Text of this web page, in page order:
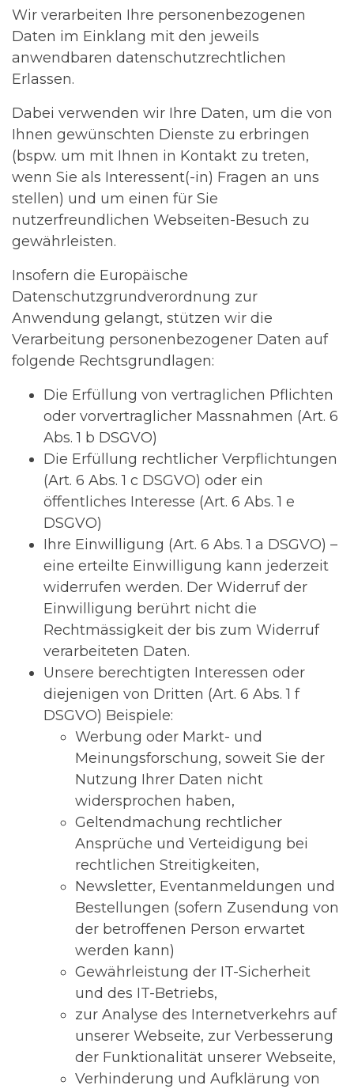
Wir verarbeiten Ihre personenbezogenen
Daten im Einklang mit den jeweils
anwendbaren datenschutzrechtlichen
Erlassen.
Dabei verwenden wir Ihre Daten, um die von
Ihnen gewünschten Dienste zu erbringen
(bspw. um mit Ihnen in Kontakt zu treten,
wenn Sie als Interessent(-in) Fragen an uns
stellen) und um einen für Sie
nutzerfreundlichen Webseiten-Besuch zu
gewährleisten.
Insofern die Europäische
Datenschutzgrundverordnung zur
Anwendung gelangt, stützen wir die
Verarbeitung personenbezogener Daten auf
folgende Rechtsgrundlagen:
Die Erfüllung von vertraglichen Pflichten
oder vorvertraglicher Massnahmen (Art. 6
Abs. 1 b DSGVO)
Die Erfüllung rechtlicher Verpflichtungen
(Art. 6 Abs. 1 c DSGVO) oder ein
öffentliches Interesse (Art. 6 Abs. 1 e
DSGVO)
Ihre Einwilligung (Art. 6 Abs. 1 a DSGVO) –
eine erteilte Einwilligung kann jederzeit
widerrufen werden. Der Widerruf der
Einwilligung berührt nicht die
Rechtmässigkeit der bis zum Widerruf
verarbeiteten Daten.
Unsere berechtigten Interessen oder
diejenigen von Dritten (Art. 6 Abs. 1 f
DSGVO) Beispiele:
Werbung oder Markt- und
Meinungsforschung, soweit Sie der
Nutzung Ihrer Daten nicht
widersprochen haben,
Geltendmachung rechtlicher
Ansprüche und Verteidigung bei
rechtlichen Streitigkeiten,
Newsletter, Eventanmeldungen und
Bestellungen (sofern Zusendung von
der betroffenen Person erwartet
werden kann)
Gewährleistung der IT-Sicherheit
und des IT-Betriebs,
zur Analyse des Internetverkehrs auf
unserer Webseite, zur Verbesserung
der Funktionalität unserer Webseite,
Verhinderung und Aufklärung von